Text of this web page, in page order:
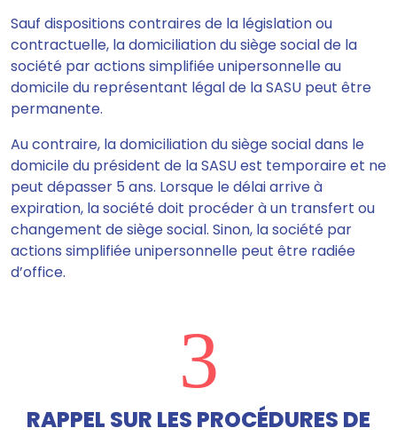
Sauf dispositions contraires de la législation ou
contractuelle, la domiciliation du siège social de la
société par actions simplifiée unipersonnelle au
domicile du représentant légal de la SASU peut être
permanente.
Au contraire, la domiciliation du siège social dans le
domicile du président de la SASU est temporaire et ne
peut dépasser 5 ans. Lorsque le délai arrive à
expiration, la société doit procéder à un transfert ou
changement de siège social. Sinon, la société par
actions simplifiée unipersonnelle peut être radiée
d’office.
3
RAPPEL SUR LES PROCÉDURES DE